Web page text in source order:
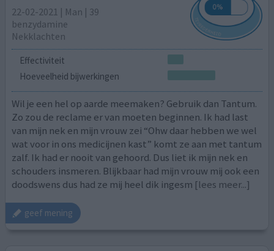
22-02-2021 | Man | 39
benzydamine
Nekklachten
Effectiviteit
Hoeveelheid bijwerkingen
Wil je een hel op aarde meemaken? Gebruik dan Tantum.
Zo zou de reclame er van moeten beginnen. Ik had last
van mijn nek en mijn vrouw zei “Ohw daar hebben we wel
wat voor in ons medicijnen kast” komt ze aan met tantum
zalf. Ik had er nooit van gehoord. Dus liet ik mijn nek en
schouders insmeren. Blijkbaar had mijn vrouw mij ook een
doodswens dus had ze mij heel dik ingesm [lees meer...]
geef mening